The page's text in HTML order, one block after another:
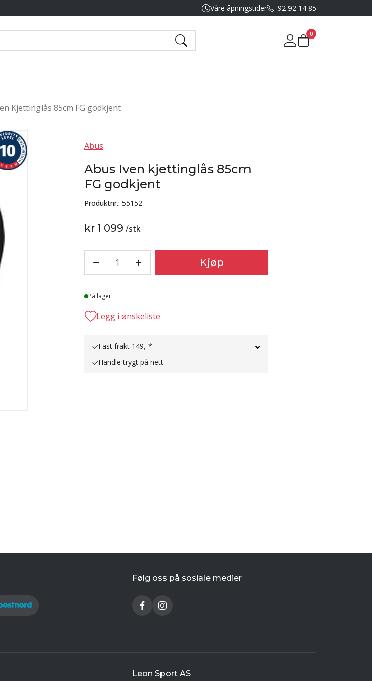
Våre åpningstider 92 92 14 85
Mine sider
0
Kjettinglås 85cm FG godkjent
Abus
Abus Iven kjettinglås 85cm
FG godkjent
Produktnr.: 55152
kr 1 099 /stk
1 Kjøp
Lager
På lager
Legg i ønskeliste
Fast frakt 149,-*
Handle trygt på nett
Følg oss på sosiale medier
Leon Sport AS